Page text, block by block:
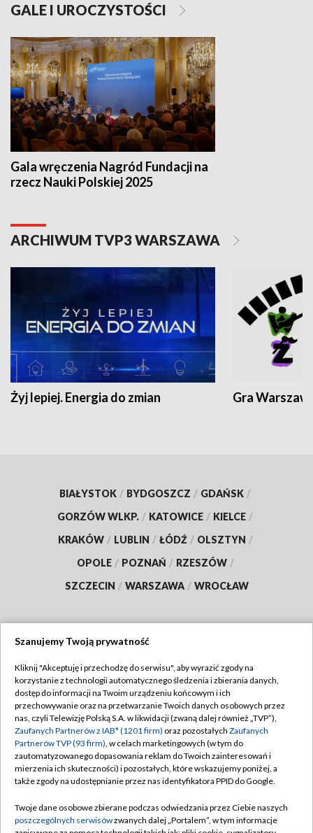
GALE I UROCZYSTOŚCI
Gala wręczenia Nagród Fundacji na
rzecz Nauki Polskiej 2025
ARCHIWUM TVP3 WARSZAWA
Żyj lepiej. Energia do zmian Gra
BIAŁYSTOK / BYDGOSZCZ / GDAŃSK /
GORZÓW WLKP. / KATOWICE / KIELCE /
KRAKÓW / LUBLIN / ŁÓDŹ / OLSZTYN /
OPOLE / POZNAŃ / RZESZÓW /
SZCZECIN / WARSZAWA / WROCŁAW
TVP
Abonament TVP
Emisja w TVP
Centrum informacji TVP
Naziemna Telewizja Cyfrowa
Rada Programowa
Regulamin TVP
Polityka prywatności
Moje zgody
Pomoc
Kontakt
Szanujemy Twoją prywatność
Kliknij "Akceptuję i przechodzę do serwisu", aby wyrazić zgody na
korzystanie z technologii automatycznego śledzenia i zbierania danych,
dostęp do informacji na Twoim urządzeniu końcowym i ich
przechowywanie oraz na przetwarzanie Twoich danych osobowych przez
nas, czyli Telewizję Polską S.A. w likwidacji (zwaną dalej również „TVP”),
Zaufanych Partnerów z IAB* (1201 firm) oraz pozostałych Zaufanych
Partnerów TVP (93 firm), w celach marketingowych (w tym do
zautomatyzowanego dopasowania reklam do Twoich zainteresowań i
mierzenia ich skuteczności) i pozostałych, które wskazujemy poniżej, a
także zgody na udostępnianie przez nas identyfikatora PPID do Google.
Twoje dane osobowe zbierane podczas odwiedzania przez Ciebie naszych
poszczególnych serwisówzwanych dalej „Portalem”, w tym informacje